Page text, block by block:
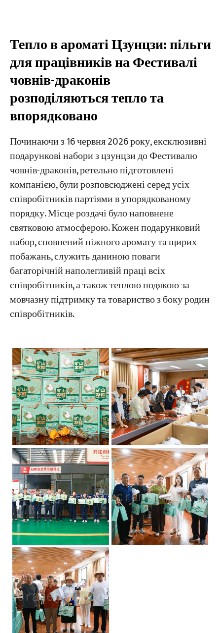
Тепло в ароматі Цзунцзи: пільги
для працівників на Фестивалі
човнів-драконів
розподіляються тепло та
впорядковано
Починаючи з 16 червня 2026 року, ексклюзивні
подарункові набори з цзунцзи до Фестивалю
човнів-драконів, ретельно підготовлені
компанією, були розповсюджені серед усіх
співробітників партіями в упорядкованому
порядку. Місце роздачі було наповнене
святковою атмосферою. Кожен подарунковий
набор, сповнений ніжного аромату та щирих
побажань, служить даниною поваги
багаторічній наполегливій праці всіх
співробітників, а також теплою подякою за
мовчазну підтримку та товариство з боку родин
співробітників.